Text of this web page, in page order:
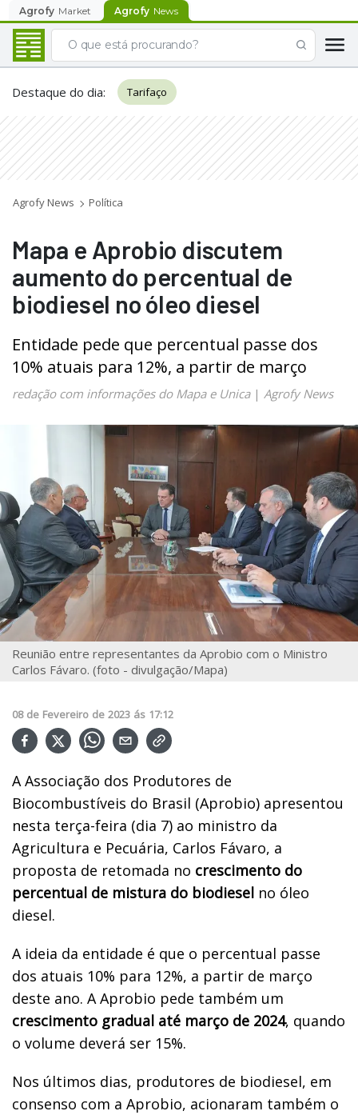
Agrofy Market Agrofy News
Destaque do dia: Tarifaço
Agrofy News Política
Mapa e Aprobio discutem
aumento do percentual de
biodiesel no óleo diesel
Entidade pede que percentual passe dos
10% atuais para 12%, a partir de março
redação com informações do Mapa e Unica| Agrofy News
Reunião entre representantes da Aprobio com o Ministro
Carlos Fávaro. (foto - divulgação/Mapa)
08 de Fevereiro de 2023 ás 17:12
A Associação dos Produtores de
Biocombustíveis do Brasil (Aprobio) apresentou
nesta terça-feira (dia 7) ao ministro da
Agricultura e Pecuária, Carlos Fávaro, a
proposta de retomada no crescimento do
percentual de mistura do biodiesel no óleo
diesel.
A ideia da entidade é que o percentual passe
dos atuais 10% para 12%, a partir de março
deste ano. A Aprobio pede também um
crescimento gradual até março de 2024, quando
o volume deverá ser 15%.
Nos últimos dias, produtores de biodiesel, em
consenso com a Aprobio, acionaram também o